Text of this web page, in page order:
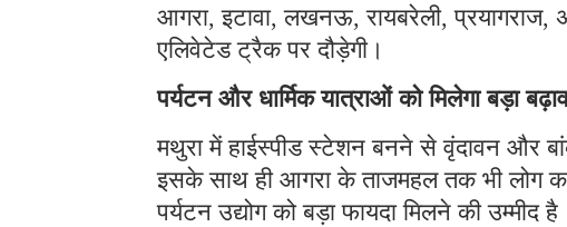
आगरा, इटावा, लखनऊ, रायबरेली, प्रयागराज,
एलिवेटेड ट्रैक पर दौड़ेगी।
पर्यटन और धार्मिक यात्राओं को मिलेगा बड़ा
मथुरा में हाईस्पीड स्टेशन बनने से वृंदावन और
इसके साथ ही आगरा के ताजमहल तक भी लोग
पर्यटन उद्योग को बड़ा फायदा मिलने की उम्मीद